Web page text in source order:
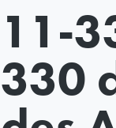
11-
330